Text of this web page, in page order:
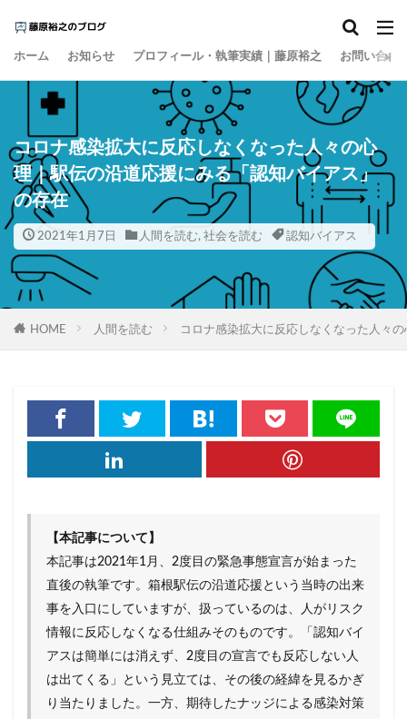
ホーム お知らせ プロフィール・執筆実績｜藤原裕之 お問い合わ
コロナ感染拡大に反応しなくなった人々の心
理｜駅伝の沿道応援にみる「認知バイアス」
の存在
2021年1月7日 人間を読む, 社会を読む 認知バイアス
HOME 人間を読む コロナ感染拡大に反応しなくなった人々
【本記事について】
本記事は2021年1月、2度目の緊急事態宣言が始まった
直後の執筆です。箱根駅伝の沿道応援という当時の出来
事を入口にしていますが、扱っているのは、人がリスク
情報に反応しなくなる仕組みそのものです。「認知バイ
アスは簡単には消えず、2度目の宣言でも反応しない人
は出てくる」という見立ては、その後の経緯を見るかぎ
り当たりました。一方、期待したナッジによる感染対策
カテゴリー
タグ
15の夜 AI
Go Toトラベル ZOZO Z世代 アート
アイスクリーム アナログレコード
アルコール離れ いき
インバウンド ウィズコロナ ウォーキング
エンゲル係数 オーケー
オーバーツーリズム オイシックス おすそ分け
グローカリゼーション コーヒー
コミュニティ・ブランチ コミュニティナース
コンビニ ご当地PB ご当地パン
ザル経済 シティポップ
しまむら ジョブ型雇用 ズーム疲れ
スキンケア ストリーミングサービス
スポーツドリンク スマホ依存 セブン＆アイ
ソロ活 ゾンビ企業 タイパ チケット価格
チョコザップ チルドめん つながり
つながり意識 ティール組織